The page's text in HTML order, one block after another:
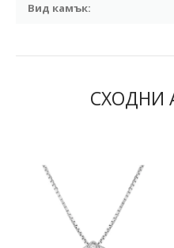
Вид камък:
СХОДНИ